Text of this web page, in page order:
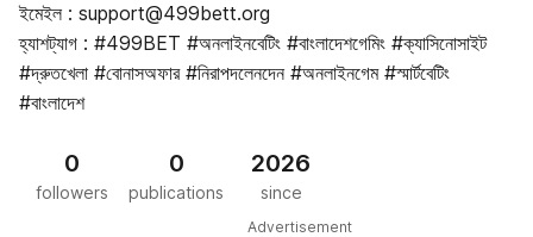
ইমেইল : support@499bett.org
হ্যাশট্যাগ : #499BET #অনলাইনবেটিং #বাংলাদেশগেমিং #ক্যাসিনোসাইট
#দ্রুতখেলা #বোনাসঅফার #নিরাপদলেনদেন #অনলাইনগেম #স্মার্টবেটিং
#বাংলাদেশ
0
followers
0
publications
2026
since
Advertisement